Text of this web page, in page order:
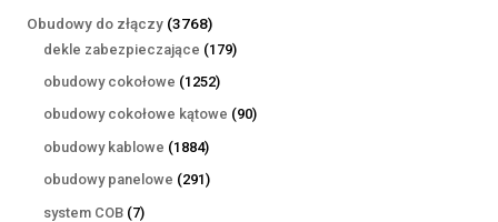
produktów
Obudowy do złączy 37683768
produktów
dekle zabezpieczające 179179
obudowy cokołowe 12521252
produkty
obudowy cokołowe kątowe 9090
obudowy kablowe 18841884
produkty
obudowy panelowe 291291
system COB 77